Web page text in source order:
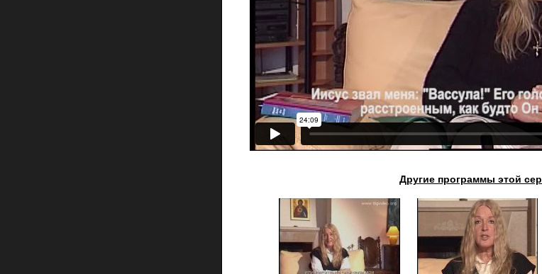
Другие программы этой